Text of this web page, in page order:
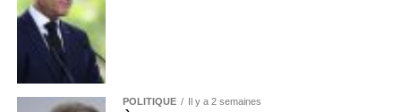
POLITIQUE Il y a 2 semaines